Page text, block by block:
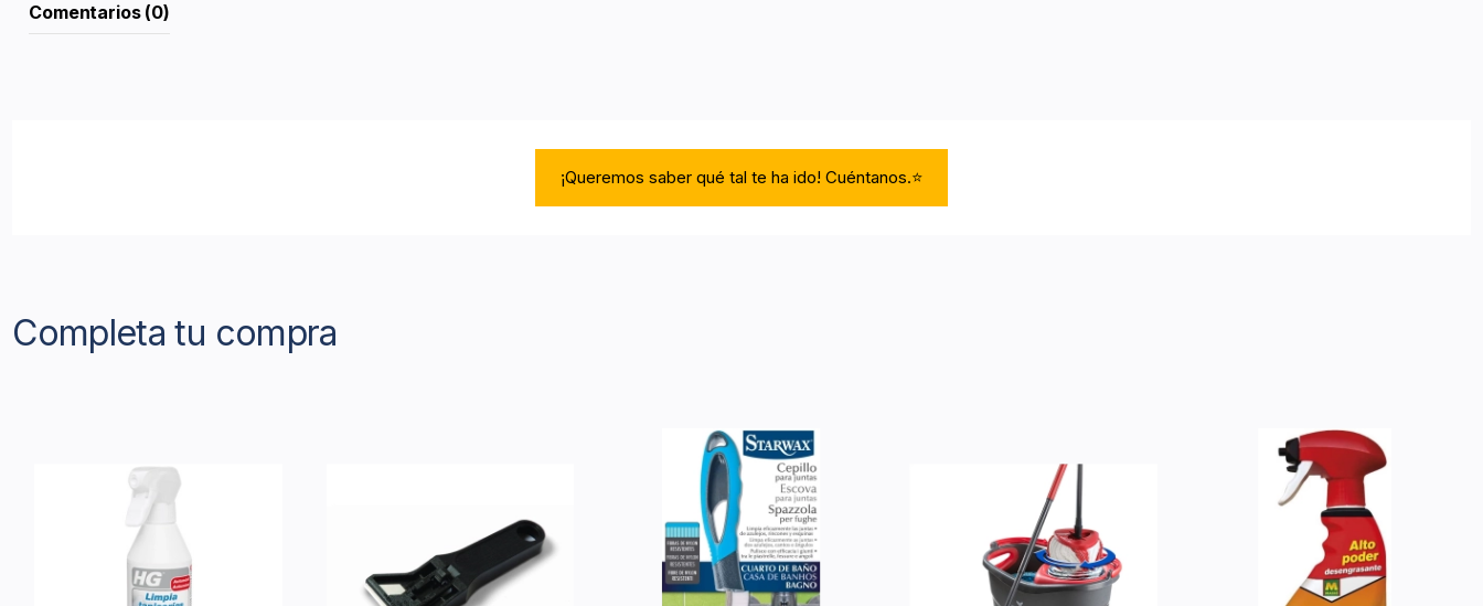
Comentarios (0)
¡Queremos saber qué tal te ha ido! Cuéntanos.⭐
Completa tu compra